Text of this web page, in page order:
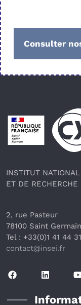
Consulter
Pied de
INSTITUT
ET DE
2, rue Pasteur
78100 Saint
Tel : +33(0)1 41 44
contact@insei.fr